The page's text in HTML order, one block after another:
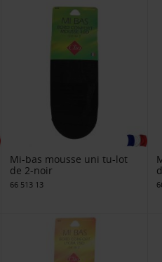
Mi-bas mousse uni tu-lot
de 2-noir
66 513 13